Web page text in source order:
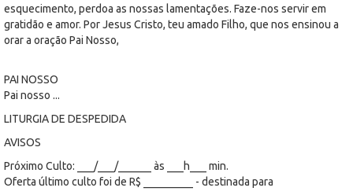
esquecimento, perdoa as nossas lamentações. Faze-nos servir em
gratidão e amor. Por Jesus Cristo, teu amado Filho, que nos ensinou a
orar a oração Pai Nosso,
PAI NOSSO
Pai nosso ...
LITURGIA DE DESPEDIDA
AVISOS
Próximo Culto: ___/___/______ às ___h___ min.
Oferta último culto foi de R$ _________ - destinada para